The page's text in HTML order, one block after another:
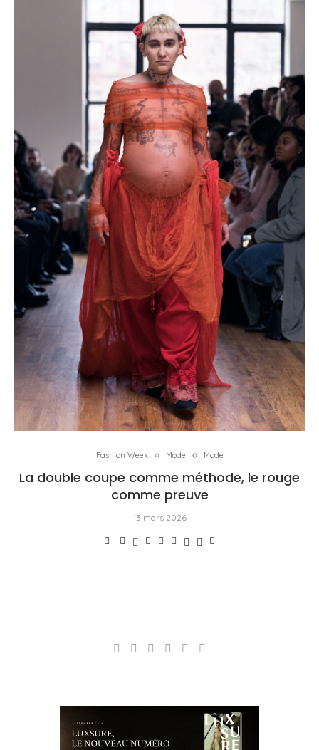
Fashion Week Mode Mode
La double coupe comme méthode, le rouge
comme preuve
13 mars 2026